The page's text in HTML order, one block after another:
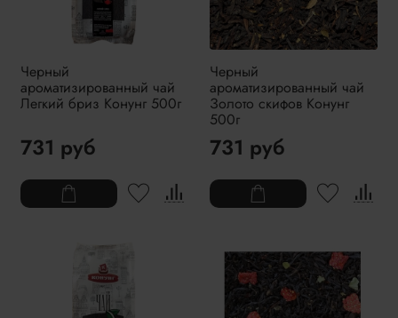
Черный
ароматизированный чай
Легкий бриз Конунг 500г
731 руб
Черный
ароматизированный чай
Золото скифов Конунг
500г
731 руб